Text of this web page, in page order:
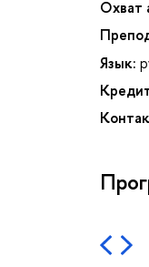
Охват
Язык: